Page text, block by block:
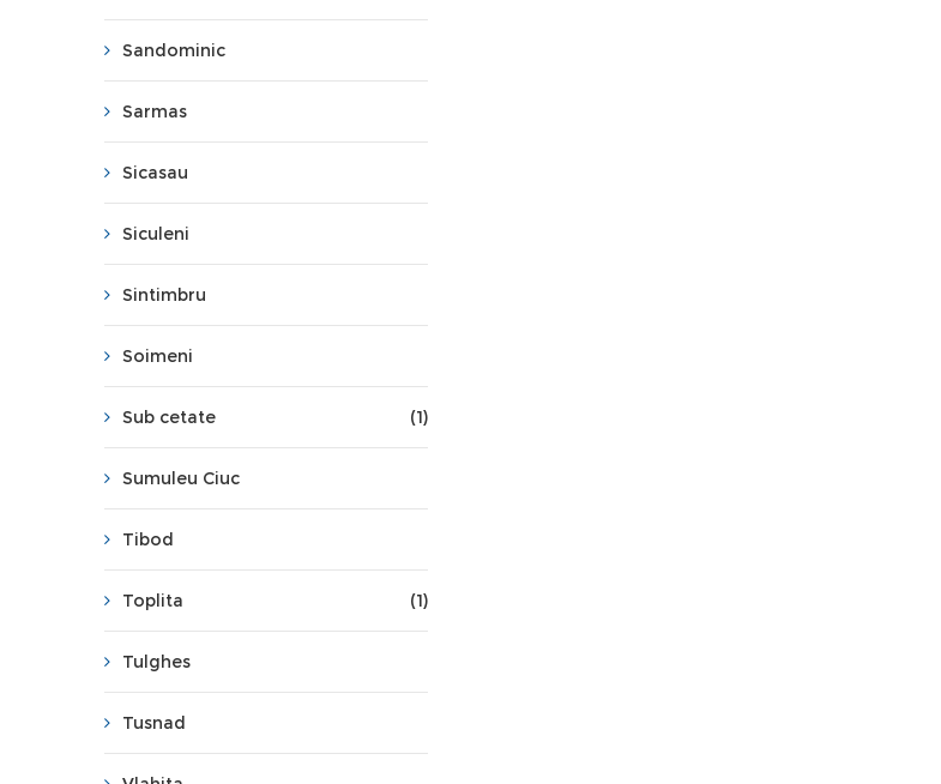
Sandominic
Sarmas
Sicasau
Siculeni
Sintimbru
Soimeni
Sub cetate (1)
Sumuleu Ciuc
Tibod
Toplita (1)
Tulghes
Tusnad